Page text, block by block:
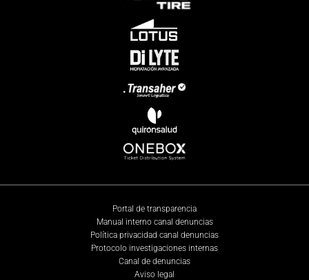
Portal de transparencia
Manual interno canal denuncias
Política privacidad canal denuncias
Protocolo investigaciones internas
Canal de denuncias
Aviso legal